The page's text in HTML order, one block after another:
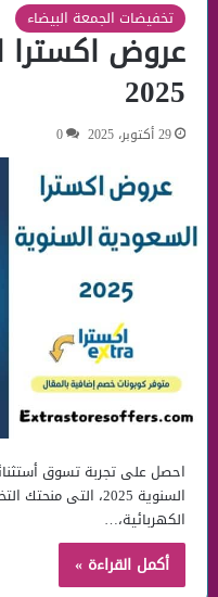
تخفيضات الجمعة البيضاء
عروض اكسترا
2025
29 أكتوبر، 2025 0
احصل على تجربة تسوق
السنوية 2025، التى
الكهربائية،…
أكمل القراءة »